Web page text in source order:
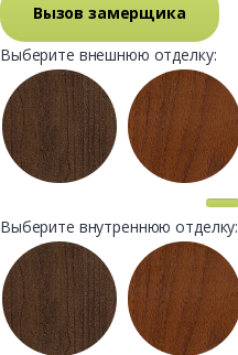
Вызов замерщика
Выберите внешнюю отделку:
Выберите внутреннюю отделку: